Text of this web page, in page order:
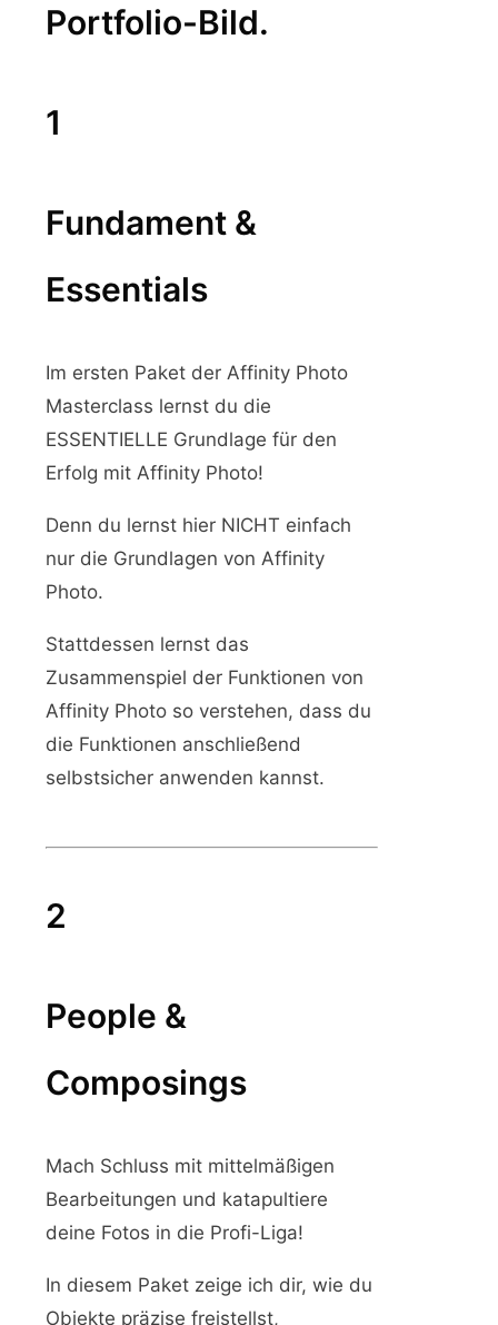
Portfolio-Bild.
1
Fundament &
Essentials
Im ersten Paket der Affinity Photo
Masterclass lernst du die
ESSENTIELLE Grundlage für den
Erfolg mit Affinity Photo!
Denn du lernst hier NICHT einfach
nur die Grundlagen von Affinity
Photo.
Stattdessen lernst das
Zusammenspiel der Funktionen von
Affinity Photo so verstehen, dass du
die Funktionen anschließend
selbstsicher anwenden kannst.
2
People &
Composings
Mach Schluss mit mittelmäßigen
Bearbeitungen und katapultiere
deine Fotos in die Profi-Liga!
In diesem Paket zeige ich dir, wie du
Objekte präzise freistellst,